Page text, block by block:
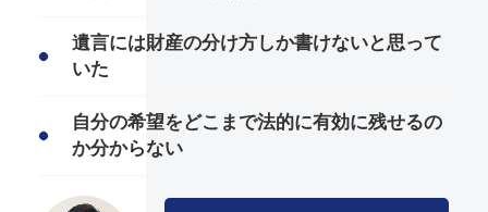
遺言には財産の分け方しか書けないと思って
いた
自分の希望をどこまで法的に有効に残せるの
か分からない